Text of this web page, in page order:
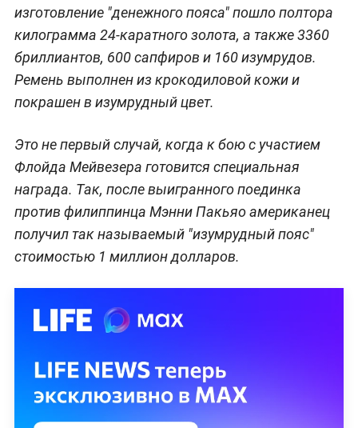
изготовление "денежного пояса" пошло полтора
килограмма 24-каратного золота, а также 3360
бриллиантов, 600 сапфиров и 160 изумрудов.
Ремень выполнен из крокодиловой кожи и
покрашен в изумрудный цвет.
Это не первый случай, когда к бою с участием
Флойда Мейвезера готовится специальная
награда. Так, после выигранного поединка
против филиппинца Мэнни Пакьяо американец
получил так называемый "изумрудный пояс"
стоимостью 1 миллион долларов.